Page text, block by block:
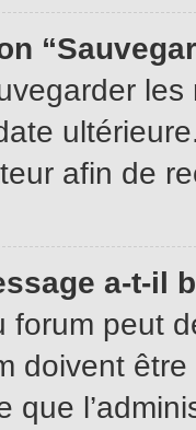
afin de
a-t-il
forum peut
doivent
que